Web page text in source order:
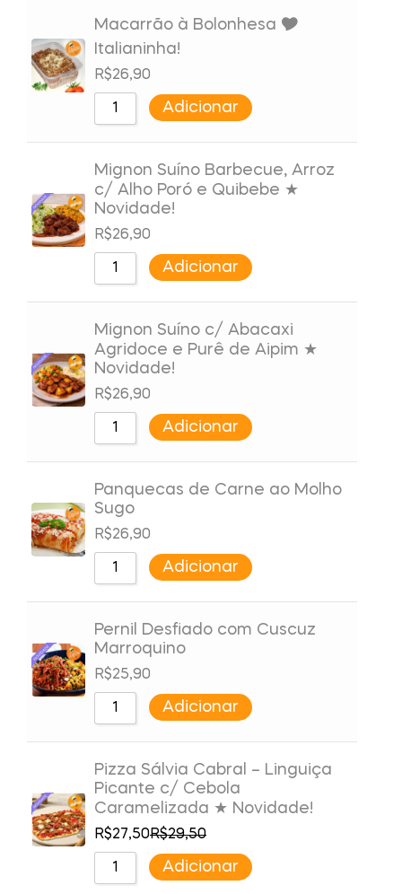
Macarrão à Bolonhesa 🎔
Italianinha!
R$26,90
Adicionar
Mignon Suíno Barbecue, Arroz
c/ Alho Poró e Quibebe ★
Novidade!
R$26,90
Adicionar
Mignon Suíno c/ Abacaxi
Agridoce e Purê de Aipim ★
Novidade!
R$26,90
Adicionar
Panquecas de Carne ao Molho
Sugo
R$26,90
Adicionar
Pernil Desfiado com Cuscuz
Marroquino
R$25,90
Adicionar
Pizza Sálvia Cabral – Linguiça
Picante c/ Cebola
Caramelizada ★ Novidade!
R$27,50R$29,50
Adicionar